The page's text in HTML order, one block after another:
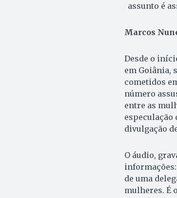
assunto é
Marcos
Desde o
em Goiânia,
cometidos
número
entre as
especulação
divulgação
O áudio,
de uma
mulheres. É